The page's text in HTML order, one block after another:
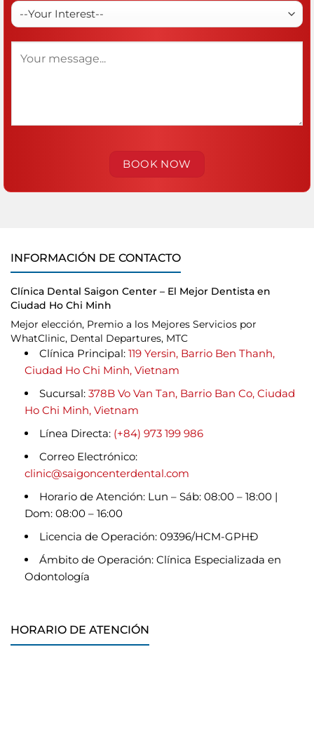
INFORMACIÓN DE CONTACTO
Clínica Dental Saigon Center – El Mejor Dentista en
Ciudad Ho Chi Minh
Mejor elección, Premio a los Mejores Servicios por
WhatClinic, Dental Departures, MTC
Clínica Principal: 119 Yersin, Barrio Ben Thanh,
Ciudad Ho Chi Minh, Vietnam
Sucursal: 378B Vo Van Tan, Barrio Ban Co, Ciudad
Ho Chi Minh, Vietnam
Línea Directa: (+84) 973 199 986
Correo Electrónico:
clinic@saigoncenterdental.com
Horario de Atención: Lun – Sáb: 08:00 – 18:00 |
Dom: 08:00 – 16:00
Licencia de Operación: 09396/HCM-GPHĐ
Ámbito de Operación: Clínica Especializada en
Odontología
HORARIO DE ATENCIÓN